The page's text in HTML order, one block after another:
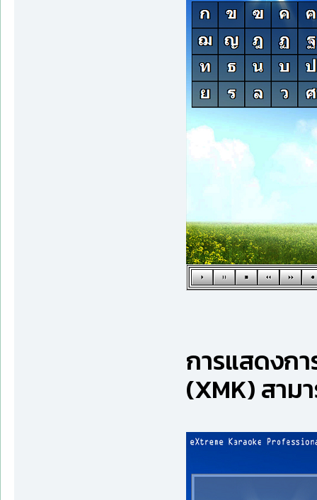
การแสดงก
(XMK) สา